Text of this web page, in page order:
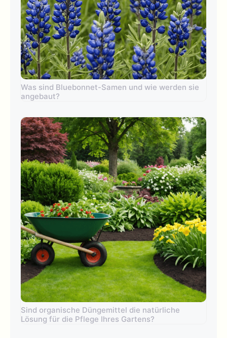
Was sind Bluebonnet-Samen und wie werden sie
angebaut?
Sind organische Düngemittel die natürliche
Lösung für die Pflege Ihres Gartens?